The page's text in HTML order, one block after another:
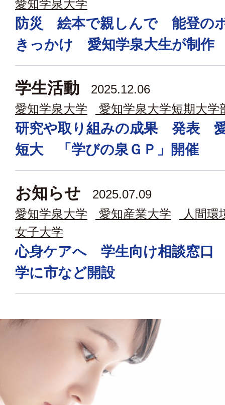
愛知学泉大学
防災 絵本で親しんで 能登の
きっかけ 愛知学泉大生が制作
学生活動
2025.12.06
愛知学泉大学
愛知学泉大学短期大学
研究や取り組みの成果 発表
短大 「学びの泉ＧＰ」開催
お知らせ
2025.07.09
愛知学泉大学
愛知産業大学
人間環
女子大学
心身ケアへ 学生向け相談窓口
学に市など開設